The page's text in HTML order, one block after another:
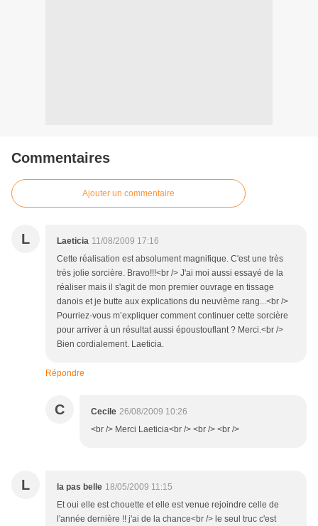
Commentaires
Ajouter un commentaire
L Laeticia 11/08/2009 17:16
Cette réalisation est absolument magnifique. C'est une très
très jolie sorcière. Bravo!!!<br /> J'ai moi aussi essayé de la
réaliser mais il s'agit de mon premier ouvrage en tissage
danois et je butte aux explications du neuvième rang...<br />
Pourriez-vous m’expliquer comment continuer cette sorcière
pour arriver à un résultat aussi époustouflant ? Merci.<br />
Bien cordialement. Laeticia.
Répondre
C Cecile 26/08/2009 10:26
<br /> Merci Laeticia<br /> <br /> <br />
L la pas belle 18/05/2009 11:15
Et oui elle est chouette et elle est venue rejoindre celle de
l'année dernière !! j'ai de la chance<br /> le seul truc c'est